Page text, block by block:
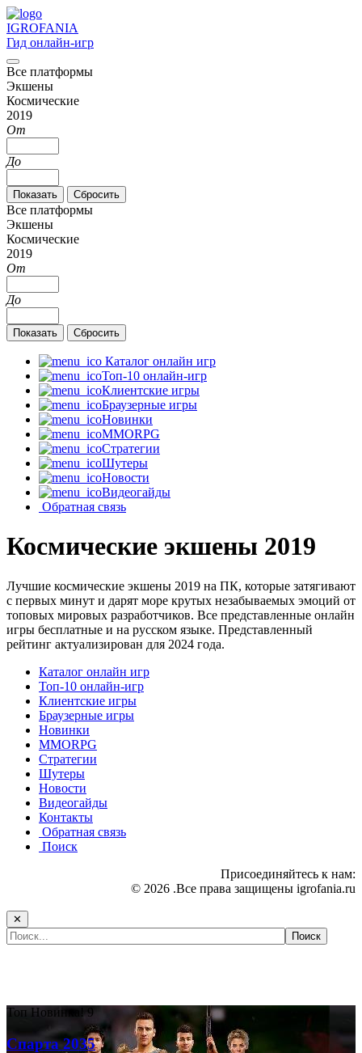
IGROFANIA
Гид онлайн-игр
Все платформы
Экшены
Космические
2019
От
До
Все платформы
Экшены
Космические
2019
От
До
Каталог онлайн игр
Топ-10 онлайн-игр
Клиентские игры
Браузерные игры
Новинки
MMORPG
Стратегии
Шутеры
Новости
Видеогайды
Обратная связь
Космические экшены 2019
Лучшие космические экшены 2019 на ПК, которые затягивают
с первых минут и дарят море крутых незабываемых эмоций от
топовых мировых разработчиков. Все представленные онлайн
игры бесплатные и на русском языке. Представленный
рейтинг актуализирован для 2024 года.
Каталог онлайн игр
Топ-10 онлайн-игр
Клиентские игры
Браузерные игры
Новинки
MMORPG
Стратегии
Шутеры
Новости
Видеогайды
Контакты
Обратная связь
Поиск
Присоединяйтесь к нам:
© 2026 .Все права защищены igrofania.ru
✕
Топ Новинка! 9
Спарта 2035